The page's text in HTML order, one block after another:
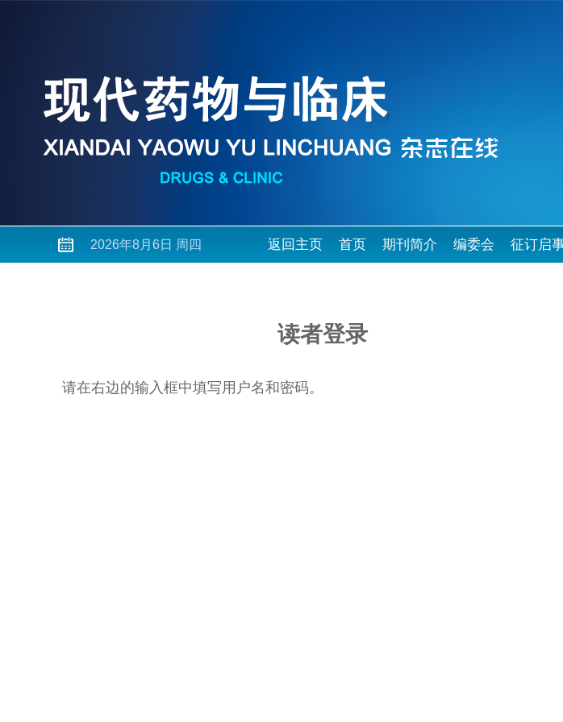
2026年8月6日 周四 返回主页 首页 期刊简介 编委会 征订启
读者登录
请在右边的输入框中填写用户名和密码。